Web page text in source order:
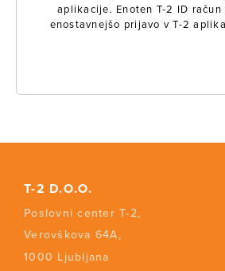
aplikacije. Enoten T-2 ID račun
enostavnejšo prijavo v T-2
T-2 D.O.O.
Poslovni center T-2,
Verovškova 64A,
1000 Ljubljana